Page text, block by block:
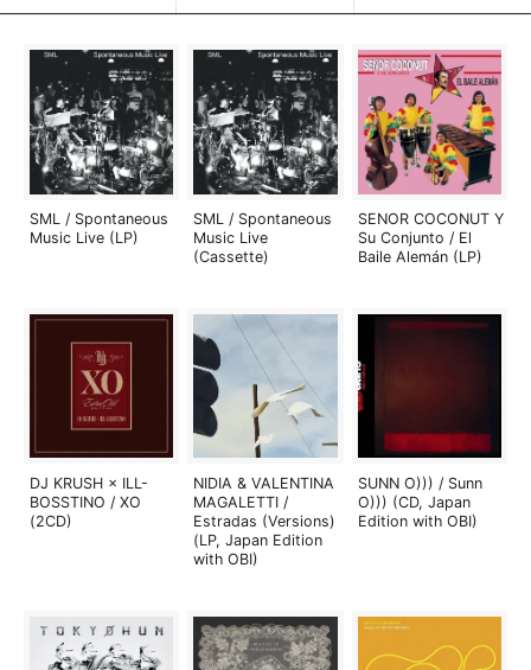
SML / Spontaneous
Music Live (LP)
SML / Spontaneous
Music Live
(Cassette)
SENOR COCONUT Y
Su Conjunto / El
Baile Alemán (LP)
DJ KRUSH × ILL-
BOSSTINO / XO
(2CD)
NIDIA & VALENTINA
MAGALETTI /
Estradas (Versions)
(LP, Japan Edition
with OBI)
SUNN O))) / Sunn
O))) (CD, Japan
Edition with OBI)